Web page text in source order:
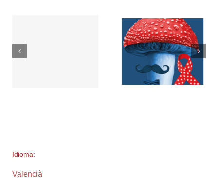
Idioma:
Valencià